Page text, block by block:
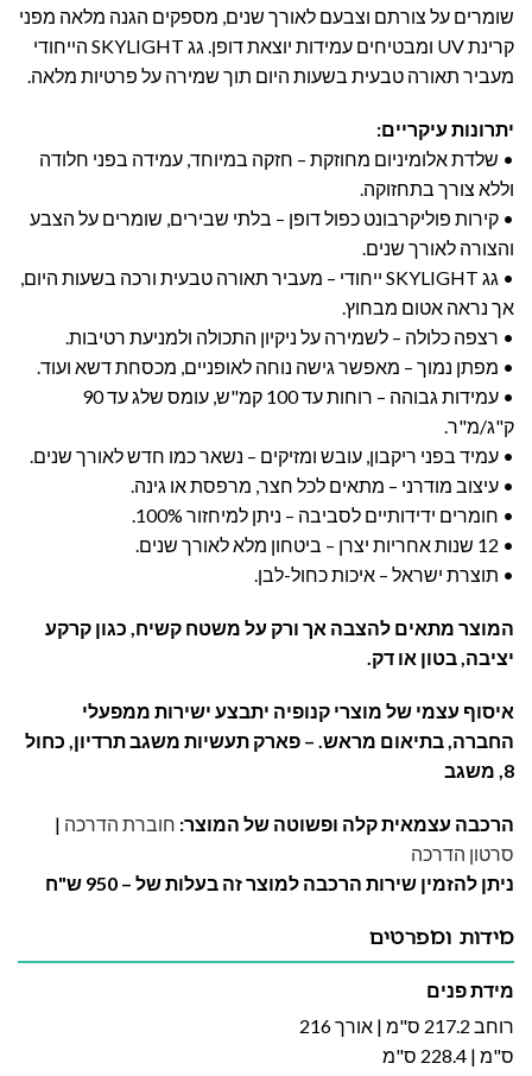
שומרים על צורתם וצבעם לאורך שנים, מספקים הגנה מלאה מפני
קרינת UV ומבטיחים עמידות יוצאת דופן. גג SKYLIGHT הייחודי
מעביר תאורה טבעית בשעות היום תוך שמירה על פרטיות מלאה.
יתרונות עיקריים:
• שלדת אלומיניום מחוזקת – חזקה במיוחד, עמידה בפני חלודה
וללא צורך בתחזוקה.
• קירות פוליקרבונט כפול דופן – בלתי שבירים, שומרים על הצבע
והצורה לאורך שנים.
• גג SKYLIGHT ייחודי – מעביר תאורה טבעית ורכה בשעות היום,
אך נראה אטום מבחוץ.
• רצפה כלולה – לשמירה על ניקיון התכולה ולמניעת רטיבות.
• מפתן נמוך – מאפשר גישה נוחה לאופניים, מכסחת דשא ועוד.
• עמידות גבוהה – רוחות עד 100 קמ"ש, עומס שלג עד 90
ק"ג/מ"ר.
• עמיד בפני ריקבון, עובש ומזיקים – נשאר כמו חדש לאורך שנים.
• עיצוב מודרני – מתאים לכל חצר, מרפסת או גינה.
• חומרים ידידותיים לסביבה – ניתן למיחזור 100%.
• 12 שנות אחריות יצרן – ביטחון מלא לאורך שנים.
• תוצרת ישראל – איכות כחול-לבן.
המוצר מתאים להצבה אך ורק על משטח קשיח, כגון קרקע
יציבה, בטון או דק.
איסוף עצמי של מוצרי קנופיה יתבצע ישירות ממפעלי
החברה, בתיאום מראש. – פארק תעשיות משגב תרדיון, כחול
8, משגב
הרכבה עצמאית קלה ופשוטה של המוצר: חוברת הדרכה |
סרטון הדרכה
ניתן להזמין שירות הרכבה למוצר זה בעלות של – 950 ש"ח
מידות ומפרטים
מידת פנים
רוחב 217.2 ס"מ | אורך 216
ס"מ | 228.4 ס"מ